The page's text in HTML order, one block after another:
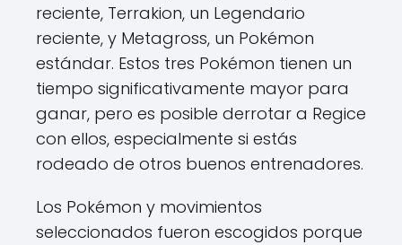
reciente, Terrakion, un Legendario
reciente, y Metagross, un Pokémon
estándar. Estos tres Pokémon tienen un
tiempo significativamente mayor para
ganar, pero es posible derrotar a Regice
con ellos, especialmente si estás
rodeado de otros buenos entrenadores.
Los Pokémon y movimientos
seleccionados fueron escogidos porque